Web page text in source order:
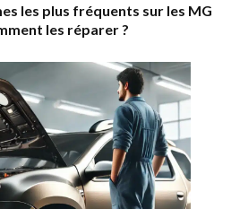
les plus fréquents sur les MG
les réparer ?